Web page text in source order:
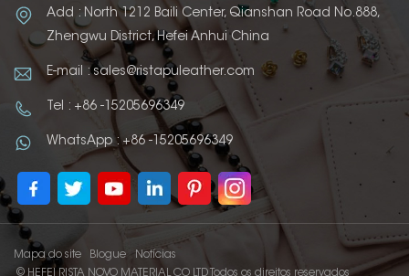
Add : North 1212 Baili Center, Qianshan Road No.888,
Zhengwu District, Hefei Anhui China
E-mail : sales@ristapuleather.com
Tel : +86 -15205696349
WhatsApp : +86 -15205696349
Mapa do site Blogue
Notícias
© HEFEI RISTA NOVO MATERIAL CO LTD Todos os direitos reservados